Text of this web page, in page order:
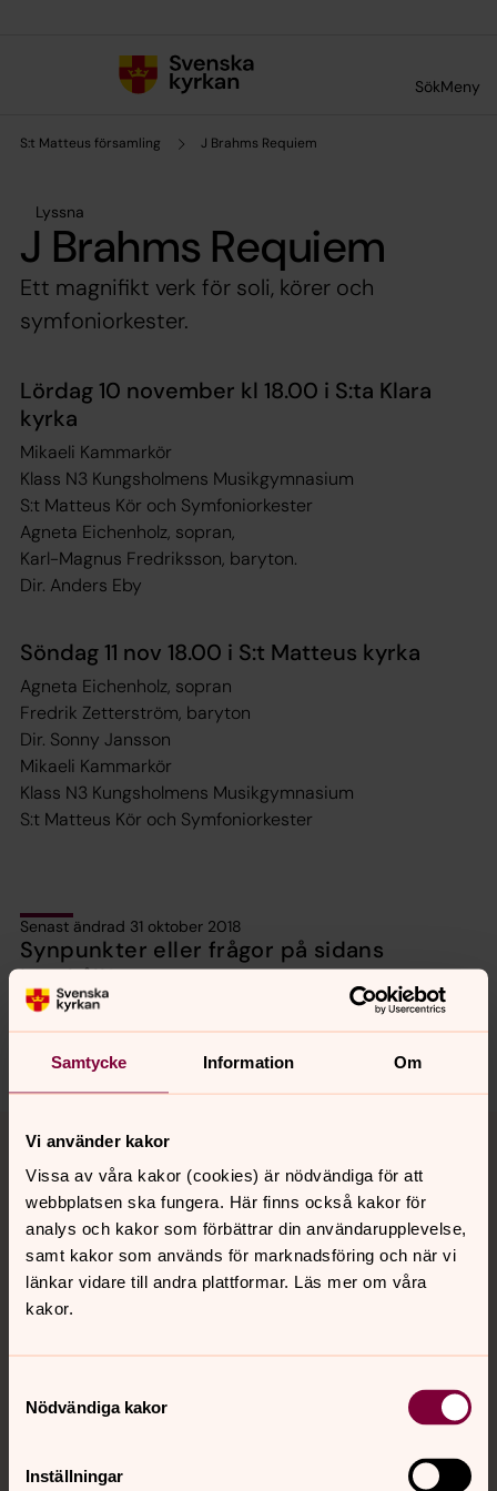
Samtycke Information Om
Vi använder kakor
Vissa av våra kakor (cookies) är nödvändiga för att
webbplatsen ska fungera. Här finns också kakor för
analys och kakor som förbättrar din användarupplevelse,
samt kakor som används för marknadsföring och när vi
länkar vidare till andra plattformar. Läs mer om våra
kakor.
Nödvändiga kakor
Inställningar
SökMeny
S:t Matteus församling J Brahms Requiem
Lyssna
J Brahms Requiem
Ett magnifikt verk för soli, körer och
symfoniorkester.
Lördag 10 november kl 18.00 i S:ta Klara
kyrka
Mikaeli Kammarkör
Klass N3 Kungsholmens Musikgymnasium
S:t Matteus Kör och Symfoniorkester
Agneta Eichenholz, sopran,
Karl-Magnus Fredriksson, baryton.
Dir. Anders Eby
Söndag 11 nov 18.00 i S:t Matteus kyrka
Agneta Eichenholz, sopran
Fredrik Zetterström, baryton
Dir. Sonny Jansson
Mikaeli Kammarkör
Klass N3 Kungsholmens Musikgymnasium
S:t Matteus Kör och Symfoniorkester
Senast ändrad 31 oktober 2018
Synpunkter eller frågor på sidans
innehåll?
sanktmatteus.info@svenskakyrkan.se
Kontakt
Kalender
Hitta snabbt
Sociala kanaler